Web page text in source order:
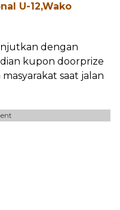
U-12,Wako
dengan
kupon doorprize
saat jalan